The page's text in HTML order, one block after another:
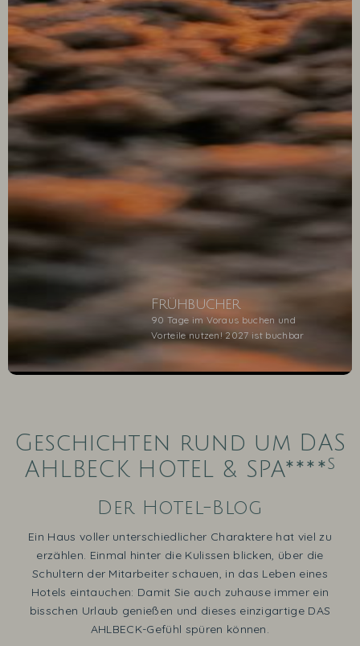
Frühbucher
90 Tage im Voraus buchen und
Vorteile nutzen! 2027 ist buchbar
Geschichten rund um DAS
AHLBECK HOTEL & SPA****s
Der Hotel-Blog
Ein Haus voller unterschiedlicher Charaktere hat viel zu
erzählen. Einmal hinter die Kulissen blicken, über die
Schultern der Mitarbeiter schauen, in das Leben eines
Hotels eintauchen: Damit Sie auch zuhause immer ein
bisschen Urlaub genießen und dieses einzigartige DAS
AHLBECK-Gefühl spüren können.